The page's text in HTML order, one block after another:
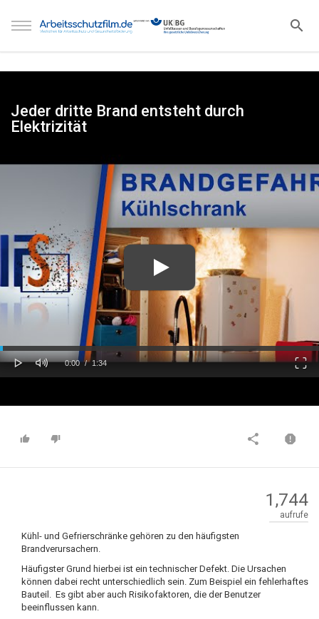
Jeder dritte Brand entsteht durch
Elektrizität
Play Mute
Current
0:00 / Duration
1:34
1,744
aufrufe
Kühl- und Gefrierschränke gehören zu den häufigsten
Brandverursachern.
Häufigster Grund hierbei ist ein technischer Defekt. Die Ursachen
können dabei recht unterschiedlich sein. Zum Beispiel ein fehlerhaftes
Bauteil. Es gibt aber auch Risikofaktoren, die der Benutzer
beeinflussen kann.